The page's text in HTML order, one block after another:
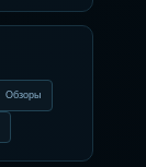
Обзоры